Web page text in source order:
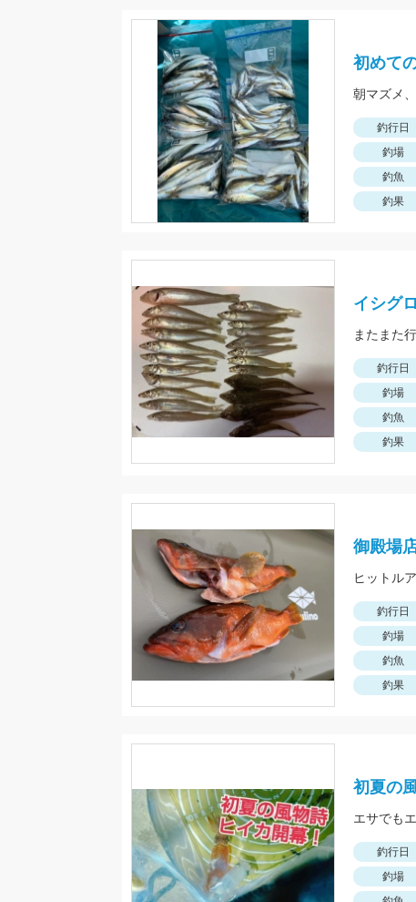
初めて
釣行日
釣場
釣魚
釣果
イシグ
釣行日
釣場
釣魚
釣果
御殿場
釣行日
釣場
釣魚
釣果
初夏の
エサでも
釣行日
釣場